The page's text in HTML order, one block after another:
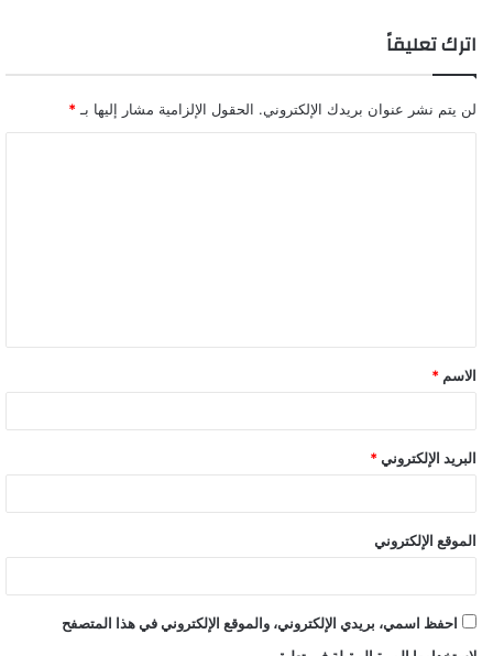
اترك تعليقاً
لن يتم نشر عنوان بريدك الإلكتروني. الحقول الإلزامية مشار إليها بـ *
الاسم *
البريد الإلكتروني *
الموقع الإلكتروني
احفظ اسمي، بريدي الإلكتروني، والموقع الإلكتروني في هذا المتصفح